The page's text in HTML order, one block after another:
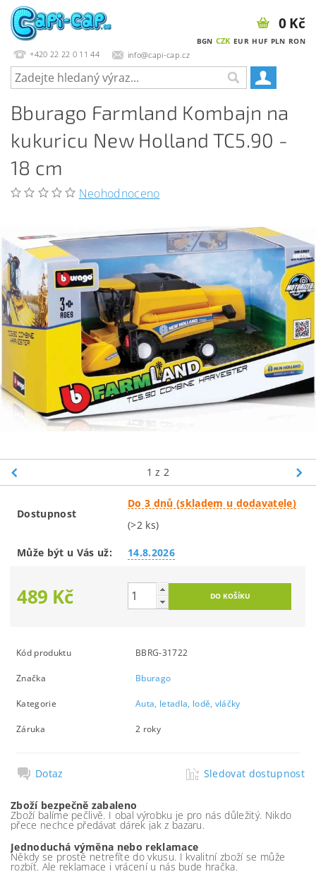
+420 22 22 0 11 44 info@capi-cap.cz
BGN CZK EUR HUF PLN RON
0 Kč
Bburago Farmland Kombajn na
kukuricu New Holland TC5.90 -
18 cm
Neohodnoceno
1 z 2
Dostupnost
Do 3 dnů (skladem u dodavatele)
(>2 ks)
Může být u Vás už: 14.8.2026
489 Kč
Kód produktu BBRG-31722
Značka Bburago
Kategorie Auta, letadla, lodě, vláčky
Záruka 2 roky
Dotaz Sledovat dostupnost
Zboží bezpečně zabaleno
Zboží balíme pečlivě. I obal výrobku je pro nás důležitý. Nikdo
přece nechce předávat dárek jak z bazaru.
Jednoduchá výměna nebo reklamace
Někdy se prostě netrefíte do vkusu. I kvalitní zboží se může
rozbít. Ale reklamace i vrácení u nás bude hračka.